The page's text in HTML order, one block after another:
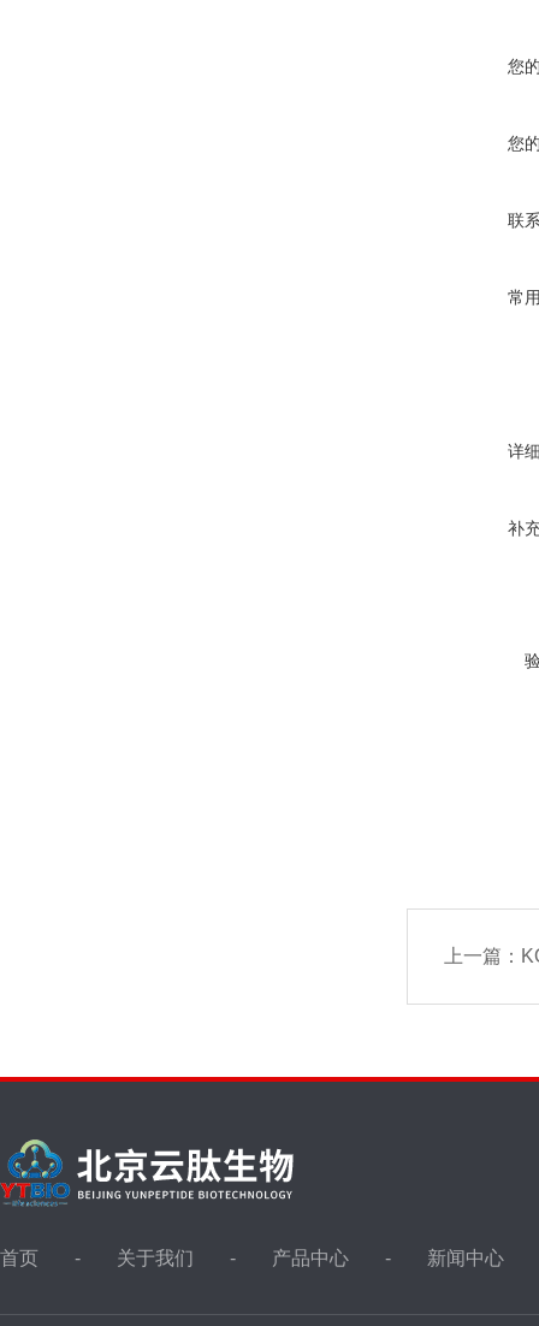
您
您
联
常
详
补
上一篇：
首页 关于我们 产品中心 新闻中心